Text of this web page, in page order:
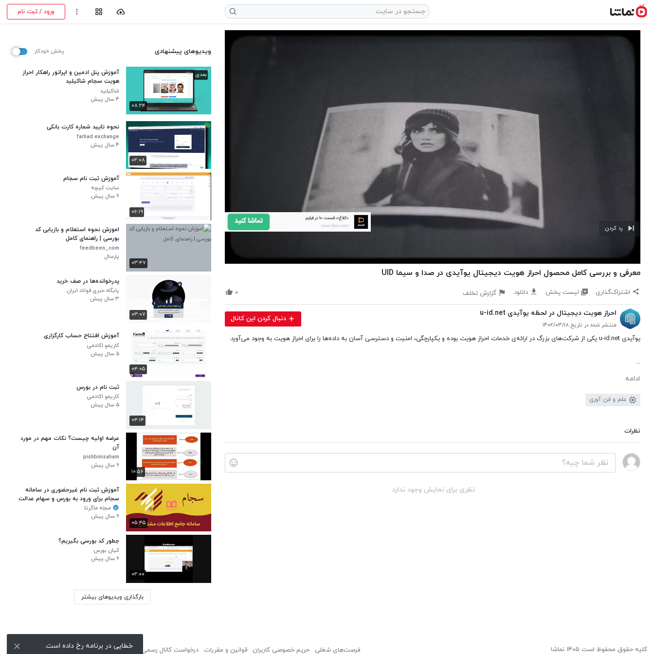
ورود / ثبت نام
رد کردن
معرفی و بررسی کامل محصول احراز هویت دیجیتال یوآیدی در صدا و سیما UID
اشتراک‌گذاری لیست پخش دانلود گزارش تخلف ۰
احراز هویت دیجیتال در لحظه یوآیدی u-id.net
منتشر شده در تاریخ ۱۴۰۲/۰۳/۱۸
دنبال کردن این کانال
یو‌آیدی u-id.net یکی از شرکت‌های بزرگ در ارائه‌ی خدمات احراز هویت بوده و یکپارچگی، امنیت و دسترسی آسان به داده‌ها را برای احراز هویت به وجود می‌آورد.
...
ادامه
علم و فن آوری
نظرات
نظری برای نمایش وجود ندارد.
ویدیوهای پیشنهادی پخش خودکار
۰۸:۲۴
بعدی
آموزش پنل ادمین و اپراتور راهکار احراز
هویت سجام شاکیلید
شاکیلید
۴ سال پیش
۰۲:۰۸
نحوه تایید شماره کارت بانکی
farhad exchange
۴ سال پیش
۰۶:۱۹
آموزش ثبت نام سجام
سایت کیچه
۶ سال پیش
۰۳:۴۷
اموزش نحوه استعلام و بازیابی کد
بورسی | راهنمای کامل
feedbeen_com
پارسال
۰۳:۰۷
پدرخوانده‌ها در صف خرید
پایگاه خبری فولاد ایران
۳ سال پیش
۰۴:۰۵
آموزش افتتاح حساب کارگزاری
کاریمو اکادمی
۵ سال پیش
۰۴:۱۴
ثبت نام در بورس
کاریمو اکادمی
۵ سال پیش
۱۰:۵۶
عرضه اولیه چیست؟ نکات مهم در مورد
آن
pishbinisaham
۶ سال پیش
۰۵:۴۵
آموزش ثبت نام غیرحضوری در سامانه
سجام برای ورود به بورس و سهام عدالت
مجله ماگرتا
۶ سال پیش
۰۲:۰۰
جطور کد بورسی بگیریم؟
کیان بورس
۶ سال پیش
بارگذاری ویدیوهای بیشتر
کلیه حقوق محفوظ است ۱۴۰۵ نماشا فرصت‌های شغلی حریم خصوصی کاربران قوانین و مقررات درخواست کانال رسمی لوگوی نماشا تبلیغات گزارش تخلف تماس با ما خطایی در برنامه رخ داده است.